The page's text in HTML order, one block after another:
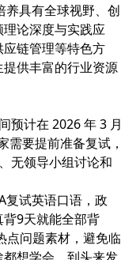
养具有全球视野、创
论深度与实践应
链管理等特色方
供丰富的行业资源
预计在 2026 年 3 月
需要提前准备复试 ，
无领导小组讨论和
复试英语口语，政
背9天就能全部背
点问题素材，避免临